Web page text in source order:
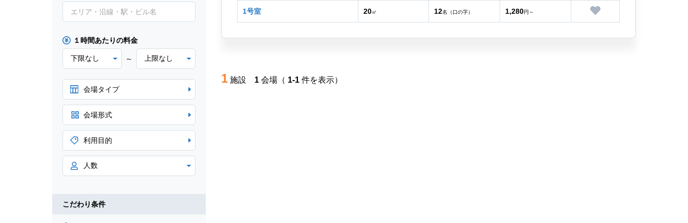
１時間あたりの料金
～
会場タイプ
会場形式
利用目的
こだわり条件
1号室 20㎡ 12名（口の字） 1,280円～
1 施設 1 会場（ 1-1 件を表示）